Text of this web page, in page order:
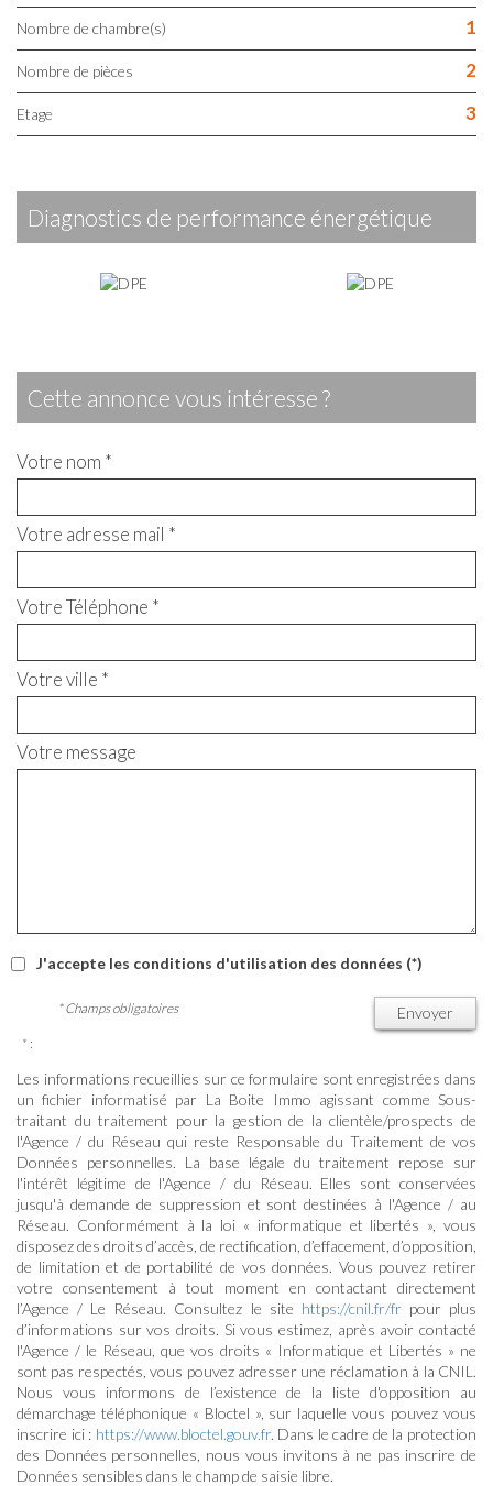
Nombre de chambre(s) 1
Nombre de pièces 2
Etage 3
diagnostics de performance énergétique
cette annonce vous intéresse ?
Votre nom *
Votre adresse mail *
Votre Téléphone *
Votre ville *
Votre message
J'accepte les conditions d'utilisation des données (*)
Envoyer
* Champs obligatoires
* :
Les informations recueillies sur ce formulaire sont enregistrées dans
un fichier informatisé par La Boite Immo agissant comme Sous-
traitant du traitement pour la gestion de la clientèle/prospects de
l'Agence / du Réseau qui reste Responsable du Traitement de vos
Données personnelles. La base légale du traitement repose sur
l'intérêt légitime de l'Agence / du Réseau. Elles sont conservées
jusqu'à demande de suppression et sont destinées à l'Agence / au
Réseau. Conformément à la loi « informatique et libertés », vous
disposez des droits d’accès, de rectification, d’effacement, d’opposition,
de limitation et de portabilité de vos données. Vous pouvez retirer
votre consentement à tout moment en contactant directement
l’Agence / Le Réseau. Consultez le site https://cnil.fr/frpour plus
d’informations sur vos droits. Si vous estimez, après avoir contacté
l'Agence / le Réseau, que vos droits « Informatique et Libertés » ne
sont pas respectés, vous pouvez adresser une réclamation à la CNIL.
Nous vous informons de l’existence de la liste d'opposition au
démarchage téléphonique « Bloctel », sur laquelle vous pouvez vous
inscrire ici : https://www.bloctel.gouv.fr. Dans le cadre de la protection
des Données personnelles, nous vous invitons à ne pas inscrire de
Données sensibles dans le champ de saisie libre.